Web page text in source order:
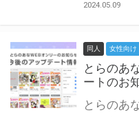
2024.05.09
同人 女性向け
とらのあ
ートのお